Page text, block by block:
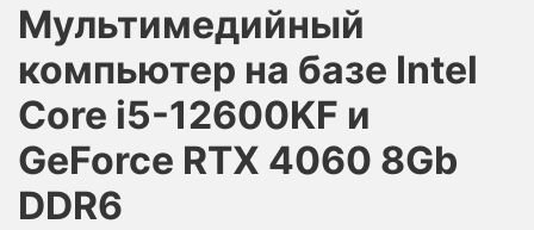
Мультимедийный
компьютер на базе Intel
Core i5-12600KF и
GeForce RTX 4060 8Gb
DDR6